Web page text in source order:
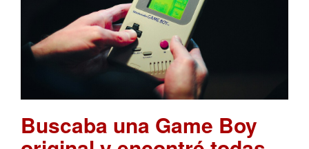
Buscaba una Game Boy